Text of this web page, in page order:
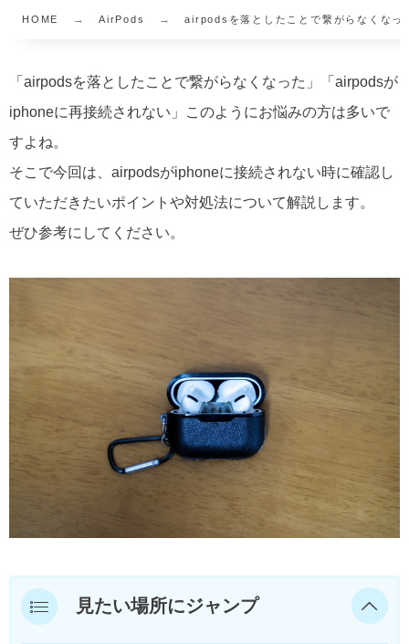
HOME AirPods airpodsを落としたことで繋がらなくなっ
「airpodsを落としたことで繋がらなくなった」「airpodsが
iphoneに再接続されない」このようにお悩みの方は多いで
すよね。
そこで今回は、airpodsがiphoneに接続されない時に確認し
ていただきたいポイントや対処法について解説します。
ぜひ参考にしてください。
見たい場所にジャンプ